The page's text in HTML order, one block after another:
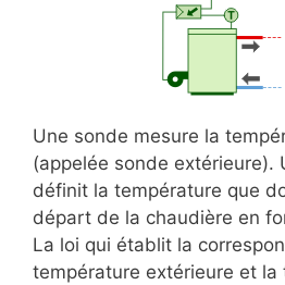
Une sonde mesure la
(appelée sonde extérieure).
définit la température que
départ de la chaudière en
La loi qui établit la
température extérieure et la